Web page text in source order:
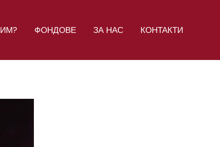
ФОНДОВЕ ЗА НАС КОНТАКТИ